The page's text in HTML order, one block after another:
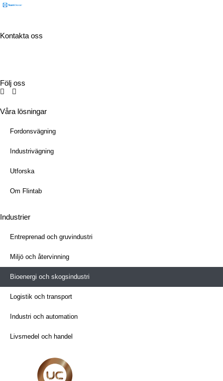
Kontakta oss
Följ oss
Våra lösningar
Fordonsvägning
Industrivägning
Utforska
Om Flintab
Industrier
Entreprenad och gruvindustri
Miljö och återvinning
Bioenergi och skogsindustri
Logistik och transport
Industri och automation
Livsmedel och handel